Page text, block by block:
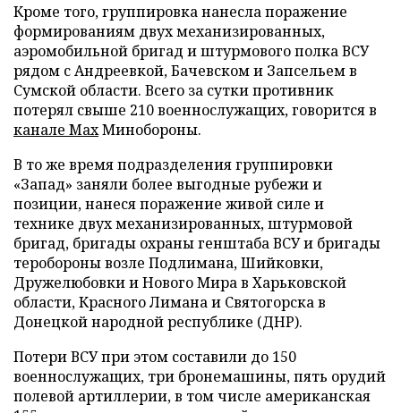
Кроме того, группировка нанесла поражение
формированиям двух механизированных,
аэромобильной бригад и штурмового полка ВСУ
рядом с Андреевкой, Бачевском и Запсельем в
Сумской области. Всего за сутки противник
потерял свыше 210 военнослужащих, говорится в
канале MaxМинобороны.
В то же время подразделения группировки
«Запад» заняли более выгодные рубежи и
позиции, нанеся поражение живой силе и
технике двух механизированных, штурмовой
бригад, бригады охраны генштаба ВСУ и бригады
теробороны возле Подлимана, Шийковки,
Дружелюбовки и Нового Мира в Харьковской
области, Красного Лимана и Святогорска в
Донецкой народной республике (ДНР).
Потери ВСУ при этом составили до 150
военнослужащих, три бронемашины, пять орудий
полевой артиллерии, в том числе американская